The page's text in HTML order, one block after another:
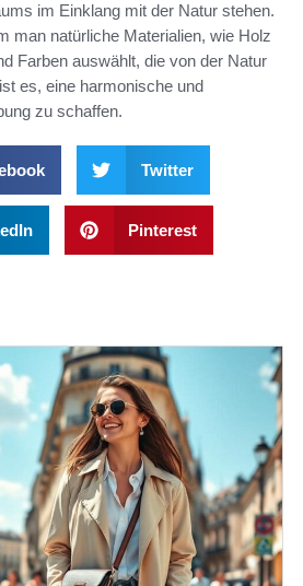
im Einklang mit der Natur stehen.
man natürliche Materialien, wie Holz
Farben auswählt, die von der Natur
es, eine harmonische und
zu schaffen.
Twitter
Pinterest